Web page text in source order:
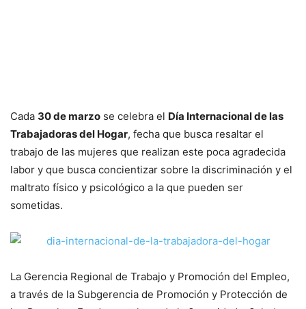
Cada 30 de marzo se celebra el Día Internacional de las
Trabajadoras del Hogar, fecha que busca resaltar el
trabajo de las mujeres que realizan este poca agradecida
labor y que busca concientizar sobre la discriminación y el
maltrato físico y psicológico a la que pueden ser
sometidas.
La Gerencia Regional de Trabajo y Promoción del Empleo,
a través de la Subgerencia de Promoción y Protección de